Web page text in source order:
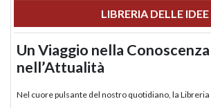
LIBRERIA DELLE IDEE
Un Viaggio nella
nell’Attualità
Nel cuore pulsante del nostro quotidiano, la